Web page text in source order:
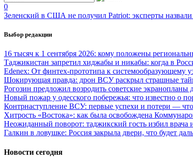
0
Зеленский в США не получил Patriot: эксперты
Выбор редакции
16 тысяч к 1 сентября 2026: кому положены
Таджикистан запретил хиджабы и никабы: когда в
Edenex: От финтех-прототипа к системообразующему
Шокирующая правда: дрон ВСУ раскрыл страшные
Рогозин предложил возродить советские
Новый пожар у одесского побережья: что известно о
Контрнаступление ВСУ: первые успехи и потери —
Хитрость «Востока»: как была освобождена
Неожиданный поворот: таджикский гость избил врача
Галкин в ловушке: Россия закрыла двери, что будет
Новости сегодня